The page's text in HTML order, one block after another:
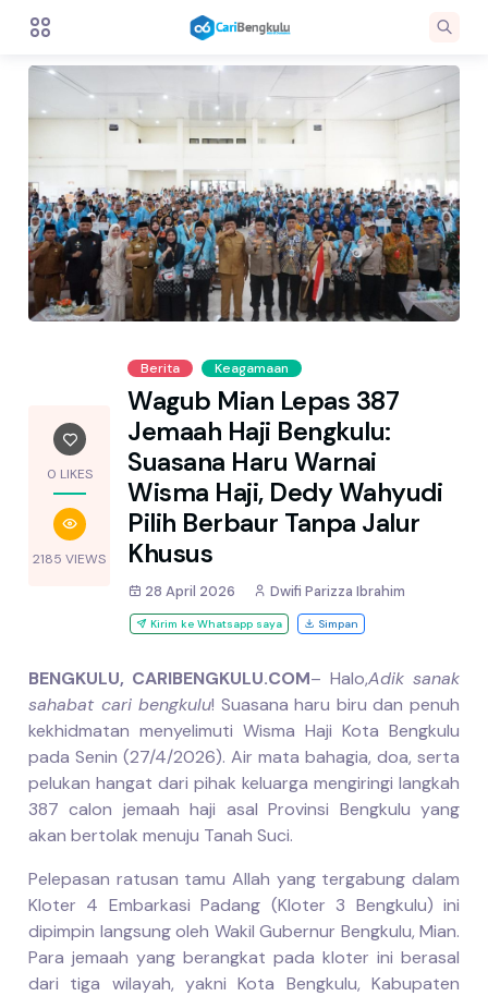
0 LIKES
2185 VIEWS
Berita Keagamaan
Wagub Mian Lepas 387
Jemaah Haji Bengkulu:
Suasana Haru Warnai
Wisma Haji, Dedy Wahyudi
Pilih Berbaur Tanpa Jalur
Khusus
28 April 2026 Dwifi Parizza Ibrahim
Kirim ke Whatsapp saya Simpan
BENGKULU, CARIBENGKULU.COM– Halo,Adik sanak
sahabat cari bengkulu! Suasana haru biru dan penuh
kekhidmatan menyelimuti Wisma Haji Kota Bengkulu
pada Senin (27/4/2026). Air mata bahagia, doa, serta
pelukan hangat dari pihak keluarga mengiringi langkah
387 calon jemaah haji asal Provinsi Bengkulu yang
akan bertolak menuju Tanah Suci.
Pelepasan ratusan tamu Allah yang tergabung dalam
Kloter 4 Embarkasi Padang (Kloter 3 Bengkulu) ini
dipimpin langsung oleh Wakil Gubernur Bengkulu, Mian.
Para jemaah yang berangkat pada kloter ini berasal
dari tiga wilayah, yakni Kota Bengkulu, Kabupaten